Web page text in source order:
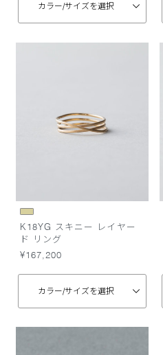
カラー/サイズを選択
K18YG スキニー レイヤー
ド リング
¥167,200
カラー/サイズを選択